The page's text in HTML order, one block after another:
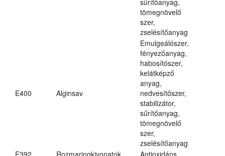
tömegnövelő
szer,
zselésítőanyag
E400 Alginsav
Emulgeálószer,
fényezőanyag,
habosítószer,
kelátképző
anyag,
nedvesítőszer,
stabilizátor,
sűrítőanyag,
tömegnövelő
szer,
zselésítőanyag
E392
Rozmaringkivonatok Antioxidáns